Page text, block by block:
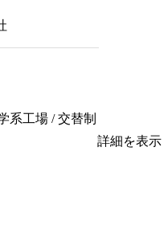
系工場 / 交替制
詳細を表示